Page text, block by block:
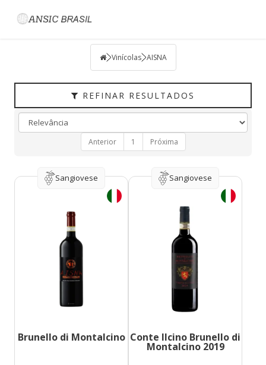
Vinícolas AISNA
REFINAR RESULTADOS
UVAS
VINÍCOLA
Anterior 1 Próxima
Sangiovese
Brunello di Montalcino
Sangiovese
Conte Ilcino Brunello di
Montalcino 2019